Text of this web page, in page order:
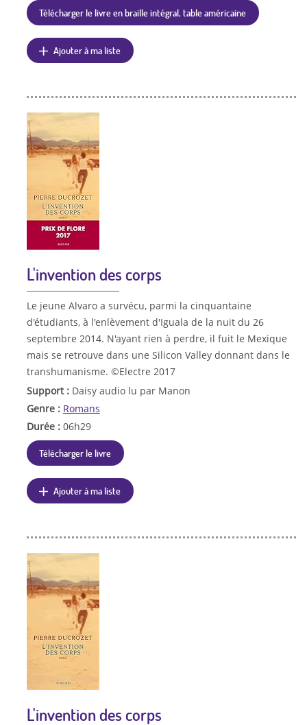
Télécharger le livre en braille intégral, table américaine
Ajouter à ma liste
L'invention des corps
Le jeune Alvaro a survécu, parmi la cinquantaine
d'étudiants, à l'enlèvement d'Iguala de la nuit du 26
septembre 2014. N'ayant rien à perdre, il fuit le Mexique
mais se retrouve dans une Silicon Valley donnant dans le
transhumanisme. ©Electre 2017
Support : Daisy audio lu par Manon
Genre : Romans
Durée : 06h29
Télécharger le livre
Ajouter à ma liste
L'invention des corps